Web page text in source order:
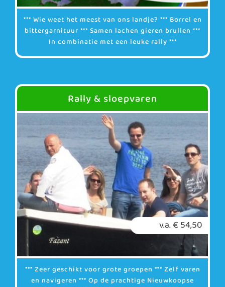
*** Wie weet het meest van ons landje? *** Borrel en
bittergarnituur *** Samen lachen gieren brullen ***
In combinatie met een leuke rally ***
Rally & sloepvaren
v.a. € 54,50
*** Zeer geschikt voor grote groepen *** Zelf varen
en navigeren *** Op de prachtige Nieuwkoopse